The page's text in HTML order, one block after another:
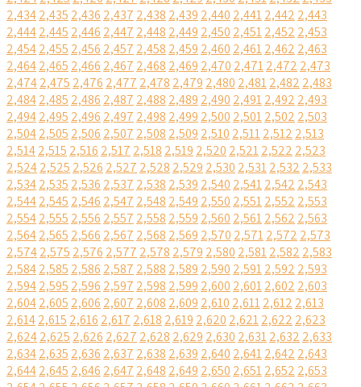
2,4342,435 2,436 2,437 2,438 2,439 2,440 2,4412,442 2,443
2,4442,445 2,446 2,447 2,448 2,449 2,450 2,4512,452 2,453
2,4542,455 2,456 2,457 2,458 2,459 2,460 2,4612,462 2,463
2,4642,465 2,466 2,467 2,468 2,469 2,470 2,4712,472 2,473
2,4742,475 2,476 2,477 2,478 2,479 2,480 2,4812,482 2,483
2,4842,485 2,486 2,487 2,488 2,489 2,490 2,4912,492 2,493
2,4942,495 2,496 2,497 2,498 2,499 2,500 2,5012,502 2,503
2,5042,505 2,506 2,507 2,508 2,509 2,510 2,5112,512 2,513
2,5142,515 2,516 2,517 2,518 2,519 2,520 2,5212,522 2,523
2,5242,525 2,526 2,527 2,528 2,529 2,530 2,5312,532 2,533
2,5342,535 2,536 2,537 2,538 2,539 2,540 2,5412,542 2,543
2,5442,545 2,546 2,547 2,548 2,549 2,550 2,5512,552 2,553
2,5542,555 2,556 2,557 2,558 2,559 2,560 2,5612,562 2,563
2,5642,565 2,566 2,567 2,568 2,569 2,570 2,5712,572 2,573
2,5742,575 2,576 2,577 2,578 2,579 2,580 2,5812,582 2,583
2,5842,585 2,586 2,587 2,588 2,589 2,590 2,5912,592 2,593
2,5942,595 2,596 2,597 2,598 2,599 2,600 2,6012,602 2,603
2,6042,605 2,606 2,607 2,608 2,609 2,610 2,6112,612 2,613
2,6142,615 2,616 2,617 2,618 2,619 2,620 2,6212,622 2,623
2,6242,625 2,626 2,627 2,628 2,629 2,630 2,6312,632 2,633
2,6342,635 2,636 2,637 2,638 2,639 2,640 2,6412,642 2,643
2,6442,645 2,646 2,647 2,648 2,649 2,650 2,6512,652 2,653